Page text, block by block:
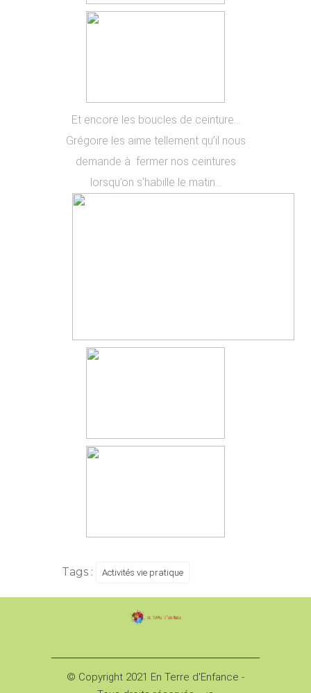
Et encore les boucles de ceinture…
Grégoire les aime tellement qu’il nous
demande à fermer nos ceintures
lorsqu’on s’habille le matin…
Tags : Activités vie pratique
© Copyright 2021 En Terre d'Enfance -